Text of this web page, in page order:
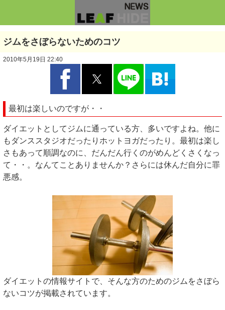
ジムをさぼらないためのコツ
2010年5月19日 22:40
最初は楽しいのですが・・
ダイエットとしてジムに通っている方、多いですよね。他に
もダンススタジオだったりホットヨガだったり。最初は楽し
さもあって順調なのに、だんだん行くのがめんどくさくなっ
て・・。なんてことありませんか？さらには休んだ自分に罪
悪感。
ダイエットの情報サイトで、そんな方のためのジムをさぼら
ないコツが掲載されています。